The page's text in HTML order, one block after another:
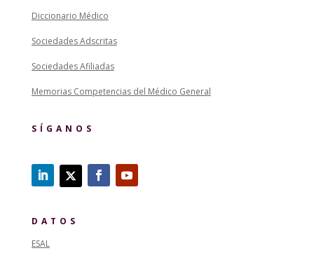
Diccionario Médico
Sociedades Adscritas
Sociedades Afiliadas
Memorias Competencias del Médico General
SÍGANOS
DATOS
ESAL